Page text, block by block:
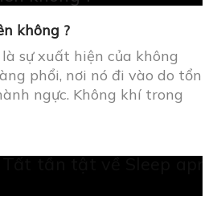
không ?
sự xuất hiện của không
phổi, nơi nó đi vào do tổn
ngực. Không khí trong